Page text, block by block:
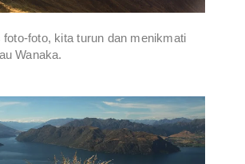
foto-foto, kita turun dan menikmati
Wanaka.